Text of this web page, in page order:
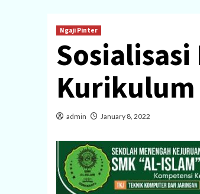
Ngaji Pinter
Sosialisasi
Kurikulum
admin January 8, 2022